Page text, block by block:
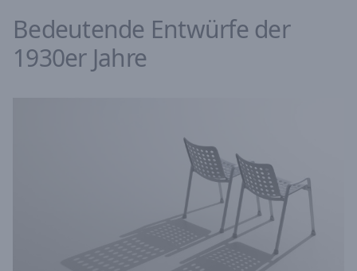
Bedeutende Entwürfe der
1930er Jahre